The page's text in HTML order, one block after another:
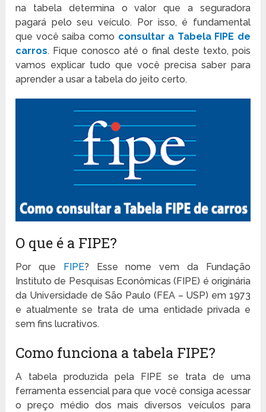
na tabela determina o valor que a seguradora
pagará pelo seu veículo. Por isso, é fundamental
que você saiba como consultar a Tabela FIPE de
carros. Fique conosco até o final deste texto, pois
vamos explicar tudo que você precisa saber para
aprender a usar a tabela do jeito certo.
O que é a FIPE?
Por que FIPE? Esse nome vem da Fundação
Instituto de Pesquisas Econômicas (FIPE) é originária
da Universidade de São Paulo (FEA – USP) em 1973
e atualmente se trata de uma entidade privada e
sem fins lucrativos.
Como funciona a tabela FIPE?
A tabela produzida pela FIPE se trata de uma
ferramenta essencial para que você consiga acessar
o preço médio dos mais diversos veículos para